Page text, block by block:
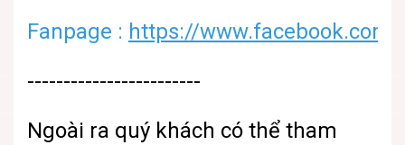
Fanpage : https://
------------------------
Ngoài ra quý khách có thể tham